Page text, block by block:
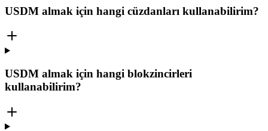
USDM almak için hangi cüzdanları kullanabilirim?
USDM almak için hangi blokzincirleri
kullanabilirim?